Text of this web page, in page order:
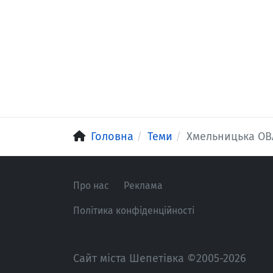
Головна Теми Хмельницька
Про нас Реклама
Політика конфіденційності
Сайт міста Шепетівка ©2005-2026